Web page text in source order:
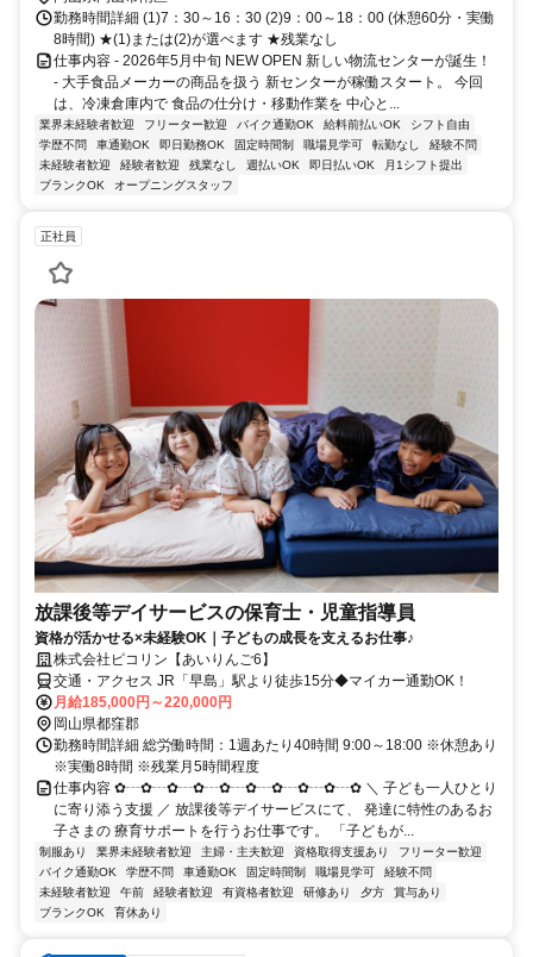
勤務時間詳細 (1)7：30～16：30 (2)9：00～18：00 (休憩60分・実働
8時間) ★(1)または(2)が選べます ★残業なし
仕事内容 - 2026年5月中旬 NEW OPEN 新しい物流センターが誕生！
- 大手食品メーカーの商品を扱う 新センターが稼働スタート。 今回
は、冷凍倉庫内で 食品の仕分け・移動作業を 中心と...
業界未経験者歓迎 フリーター歓迎 バイク通勤OK 給料前払いOK
シフト自由
学歴不問
車通勤OK 即日勤務OK 固定時間制 職場見学可 転勤なし
経験不問
未経験者歓迎
経験者歓迎 残業なし 週払いOK 即日払いOK
月1シフト提出
ブランクOK
オープニングスタッフ
正社員
放課後等デイサービスの保育士・児童指導員
資格が活かせる×未経験OK｜子どもの成長を支えるお仕事♪
株式会社ピコリン【あいりんご6】
交通・アクセス JR「早島」駅より徒歩15分◆マイカー通勤OK！
月給185,000円～220,000円
岡山県都窪郡
勤務時間詳細 総労働時間：1週あたり40時間 9:00～18:00 ※休憩あり
※実働8時間 ※残業月5時間程度
仕事内容 ✿┄✿┄✿┄✿┄✿┄✿┄✿┄✿┄✿┄✿ ＼ 子ども一人ひとり
に寄り添う支援 ／ 放課後等デイサービスにて、 発達に特性のあるお
子さまの 療育サポートを行うお仕事です。 「子どもが...
制服あり 業界未経験者歓迎 主婦・主夫歓迎 資格取得支援あり
フリーター歓迎
バイク通勤OK
学歴不問 車通勤OK 固定時間制 職場見学可
経験不問
未経験者歓迎
午前 経験者歓迎 有資格者歓迎 研修あり 夕方
賞与あり
ブランクOK
育休あり